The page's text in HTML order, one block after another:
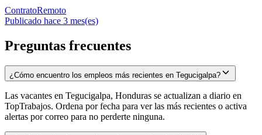
ContratoRemoto
Publicado hace 3 mes(es)
Preguntas frecuentes
¿Cómo encuentro los empleos más recientes en Tegucigalpa?
Las vacantes en Tegucigalpa, Honduras se actualizan a diario en
TopTrabajos. Ordena por fecha para ver las más recientes o activa
alertas por correo para no perderte ninguna.